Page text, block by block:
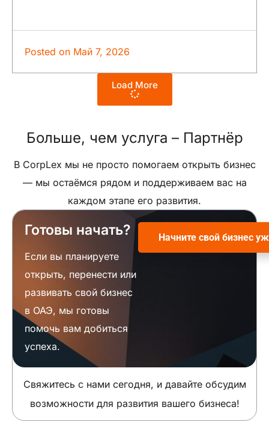
Posted on Май 7, 2026
Load More
Больше, чем услуга – Партнёр
В CorpLex мы не просто помогаем открыть бизнес
— мы остаёмся рядом и поддерживаем вас на
каждом этапе его развития.
Готовы начать?
Если вы планируете
открыть, перенести или
развивать свой бизнес
в ОАЭ, мы готовы
помочь вам добиться
успеха.
Начните свой бизнес
Свяжитесь с нами сегодня, и давайте обсудим
возможности для развития вашего бизнеса!